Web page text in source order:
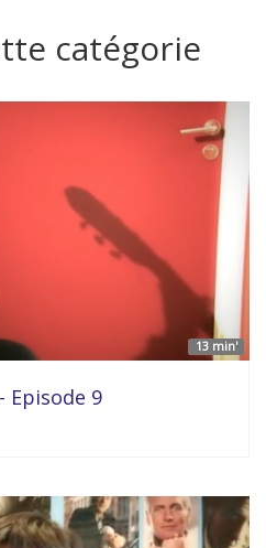
catégorie
13 min'
Episode 9